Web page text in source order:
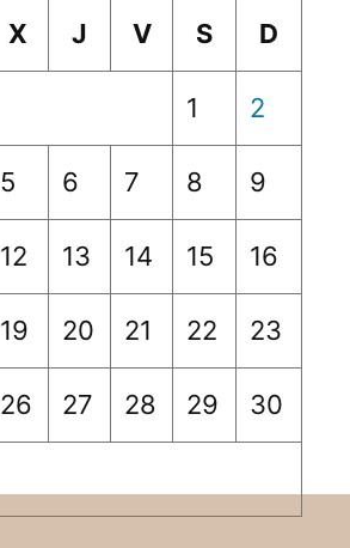
X J V S D
1 2
5 6 7 8 9
12 13 14 15 16
19 20 21 22 23
26 27 28 29 30